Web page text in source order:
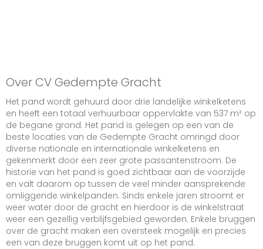
Over CV Gedempte Gracht
Het pand wordt gehuurd door drie landelijke winkelketens
en heeft een totaal verhuurbaar oppervlakte van 537 m² op
de begane grond. Het pand is gelegen op een van de
beste locaties van de Gedempte Gracht omringd door
diverse nationale en internationale winkelketens en
gekenmerkt door een zeer grote passantenstroom. De
historie van het pand is goed zichtbaar aan de voorzijde
en valt daarom op tussen de veel minder aansprekende
omliggende winkelpanden. Sinds enkele jaren stroomt er
weer water door de gracht en hierdoor is de winkelstraat
weer een gezellig verblijfsgebied geworden. Enkele bruggen
over de gracht maken een oversteek mogelijk en precies
een van deze bruggen komt uit op het pand.